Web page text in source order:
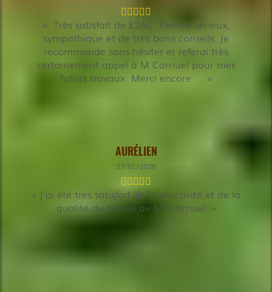
Très satisfait de E2AC. Peintre sérieux,
sympathique et de très bons conseils. Je
recommande sans hésiter et referai très
certainement appel à M Cornuel pour mes
futurs travaux. Merci encore. ...
AURÉLIEN
27/01/2026
J’ai été très satisfait de la réactivité et de la
qualité du travail de Mr Cornuel.